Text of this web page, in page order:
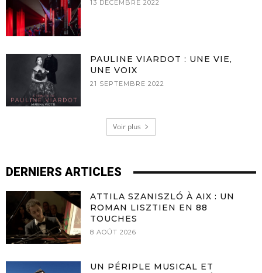
13 DÉCEMBRE 2022
PAULINE VIARDOT : UNE VIE,
UNE VOIX
21 SEPTEMBRE 2022
Voir plus
DERNIERS ARTICLES
ATTILA SZANISZLÓ À AIX : UN
ROMAN LISZTIEN EN 88
TOUCHES
8 AOÛT 2026
UN PÉRIPLE MUSICAL ET